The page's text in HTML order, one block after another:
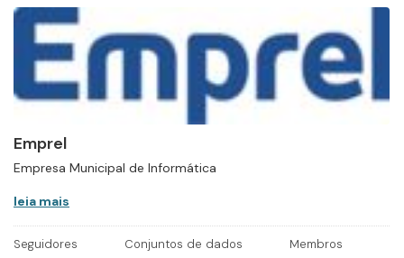
Emprel
Empresa Municipal de Informática
leia mais
Seguidores Conjuntos de dados Membros